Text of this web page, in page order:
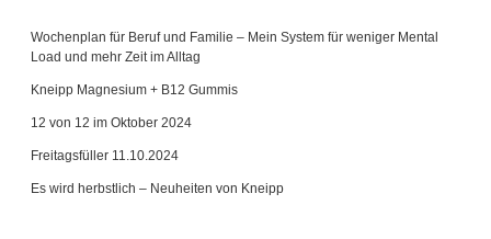
Wochenplan für Beruf und Familie – Mein System für weniger Mental
Load und mehr Zeit im Alltag
Kneipp Magnesium + B12 Gummis
12 von 12 im Oktober 2024
Freitagsfüller 11.10.2024
Es wird herbstlich – Neuheiten von Kneipp